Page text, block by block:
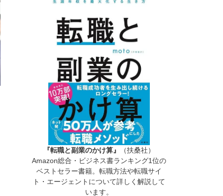
『転職と副業のかけ算』
（扶桑社）
Amazon総合・ビジネス書ランキング1位の
ベストセラー書籍。転職方法や転職サイ
ト・エージェントについて詳しく解説して
います。